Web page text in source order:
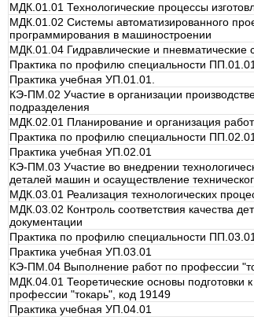
МДК.01.01 Технологические процессы
МДК.01.02 Системы автоматизированного
программирования в машиностроении
МДК.01.04 Гидравлические и пневматические
Практика по профилю специальности ПП.01.01
Практика учебная УП.01.01.
КЭ-ПМ.02 Участие в организации
подразделения
МДК.02.01 Планирование и организация
Практика по профилю специальности ПП.02.01
Практика учебная УП.02.01
КЭ-ПМ.03 Участие во внедрении
деталей машин и осауществление
МДК.03.01 Реализация технологических
МДК.03.02 Контроль соответствия качества
документации
Практика по профилю специальности ПП.03.01
Практика учебная УП.03.01
КЭ-ПМ.04 Выполнение работ по профессии
МДК.04.01 Теоретические основы подготовки
профессии "токарь", код 19149
Практика учебная УП.04.01